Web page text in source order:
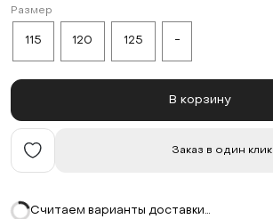
Размер
115 120 125 -
В корзину
Заказ в один клик
Считаем варианты доставки…